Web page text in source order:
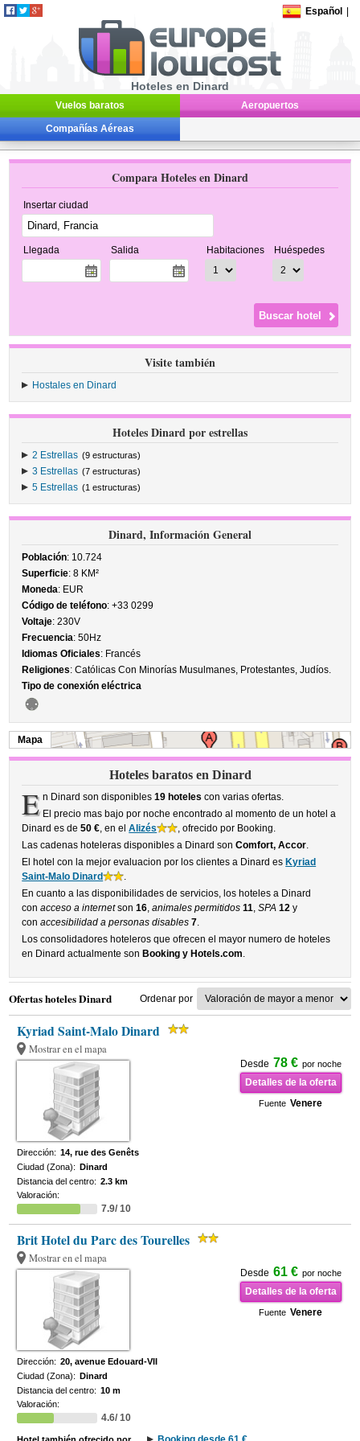
Español
Hoteles en Dinard
Vuelos baratos Aeropuertos
Compañías Aéreas
Compara Hoteles en Dinard
Insertar ciudad
Llegada Salida Habitaciones Huéspedes
Visite también
Hostales en Dinard
Hoteles Dinard por estrellas
2 Estrellas (9 estructuras)
3 Estrellas (7 estructuras)
5 Estrellas (1 estructuras)
Dinard, Información General
Población: 10.724
Superficie: 8 KM²
Moneda: EUR
Código de teléfono: +33 0299
Voltaje: 230V
Frecuencia: 50Hz
Idiomas Oficiales: Francés
Religiones: Católicas Con Minorías Musulmanes, Protestantes, Judíos.
Tipo de conexión eléctrica
Mapa
Hoteles baratos en Dinard
E n Dinard son disponibles 19 hoteles con varias ofertas.
El precio mas bajo por noche encontrado al momento de un hotel a
Dinard es de50 €, en elAlizés
, ofrecido por Booking.
Las cadenas hoteleras disponibles a Dinard sonComfort, Accor.
El hotel con la mejor evaluacion por los clientes a Dinard es Kyriad
Saint-Malo Dinard
.
En cuanto a las disponibilidades de servicios, los hoteles a Dinard
conacceso a internetson16,animales permitidos 11,SPA 12 y
conaccesibilidad a personas disables 7.
Los consolidadores hoteleros que ofrecen el mayor numero de hoteles
en Dinard actualmente son Booking y Hotels.com.
Ofertas hoteles Dinard Ordenar por
Kyriad Saint-Malo Dinard
Mostrar en el mapa
Desde 78 € por noche
Detalles de la oferta
Fuente Venere
Dirección: 14, rue des Genêts
Ciudad (Zona): Dinard
Distancia del centro: 2.3 km
Valoración:
7.9/ 10
Brit Hotel du Parc des Tourelles
Mostrar en el mapa
Desde 61 € por noche
Detalles de la oferta
Fuente Venere
Dirección: 20, avenue Edouard-VII
Ciudad (Zona): Dinard
Distancia del centro: 10 m
Valoración:
4.6/ 10